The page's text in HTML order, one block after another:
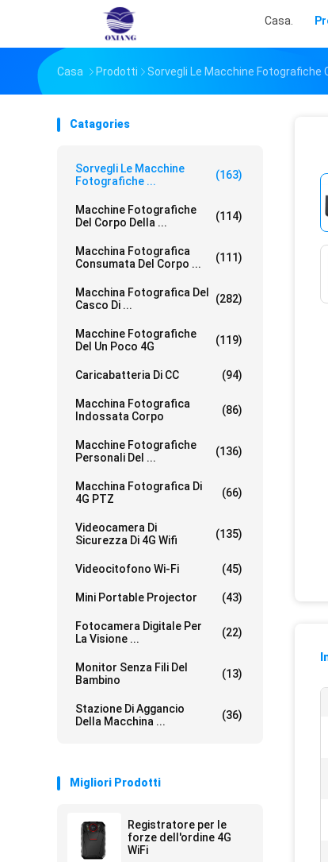
Casa.
Casa Prodotti Sorvegli Le Macchine Fotografiche
Catagories
Sorvegli Le Macchine
Fotografiche ...
(163)
Macchine Fotografiche
Del Corpo Della ...
(114)
Macchina Fotografica
Consumata Del Corpo ...
(111)
Macchina Fotografica Del
Casco Di ...
(282)
Macchine Fotografiche
Del Un Poco 4G
(119)
Caricabatteria Di CC (94)
Macchina Fotografica
Indossata Corpo
(86)
Macchine Fotografiche
Personali Del ...
(136)
Macchina Fotografica Di
4G PTZ
(66)
Videocamera Di
Sicurezza Di 4G Wifi
(135)
Videocitofono Wi-Fi (45)
Mini Portable Projector (43)
Fotocamera Digitale Per
La Visione ...
(22)
Monitor Senza Fili Del
Bambino
(13)
Stazione Di Aggancio
Della Macchina ...
(36)
Migliori Prodotti
Registratore per le
forze dell'ordine 4G
WiFi